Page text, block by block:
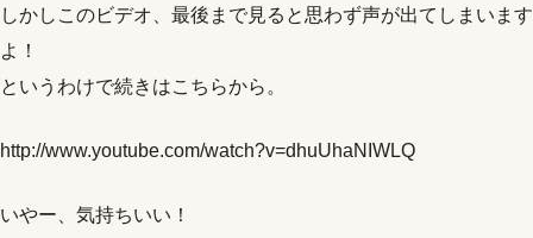
しかしこのビデオ、最後まで見ると思わず声が出てしまいます
よ！
というわけで続きはこちらから。
http://www.youtube.com/watch?v=dhuUhaNIWLQ
いやー、気持ちいい！